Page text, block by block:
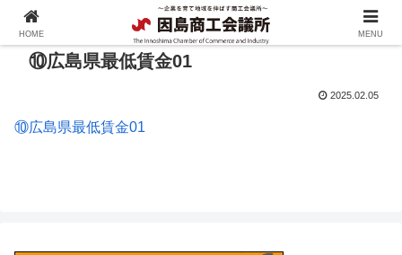
⑩広島県最低賃金01
2025.02.05
⑩広島県最低賃金01
HOME MENU